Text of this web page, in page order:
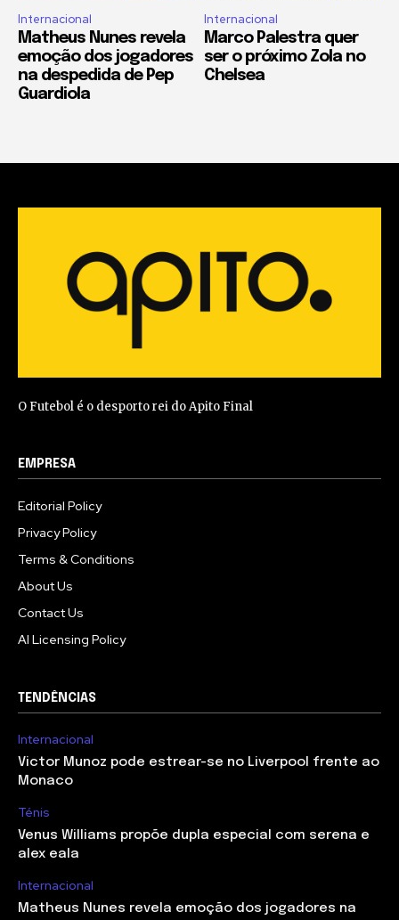
Internacional
Matheus Nunes revela
emoção dos jogadores
na despedida de Pep
Guardiola
Internacional
Marco Palestra quer
ser o próximo Zola no
Chelsea
O Futebol é o desporto rei do Apito Final
EMPRESA
Editorial Policy
Privacy Policy
Terms & Conditions
About Us
Contact Us
AI Licensing Policy
TENDÊNCIAS
Internacional
Victor Munoz pode estrear-se no Liverpool frente ao
Monaco
Ténis
Venus Williams propõe dupla especial com serena e
alex eala
Internacional
Matheus Nunes revela emoção dos jogadores na